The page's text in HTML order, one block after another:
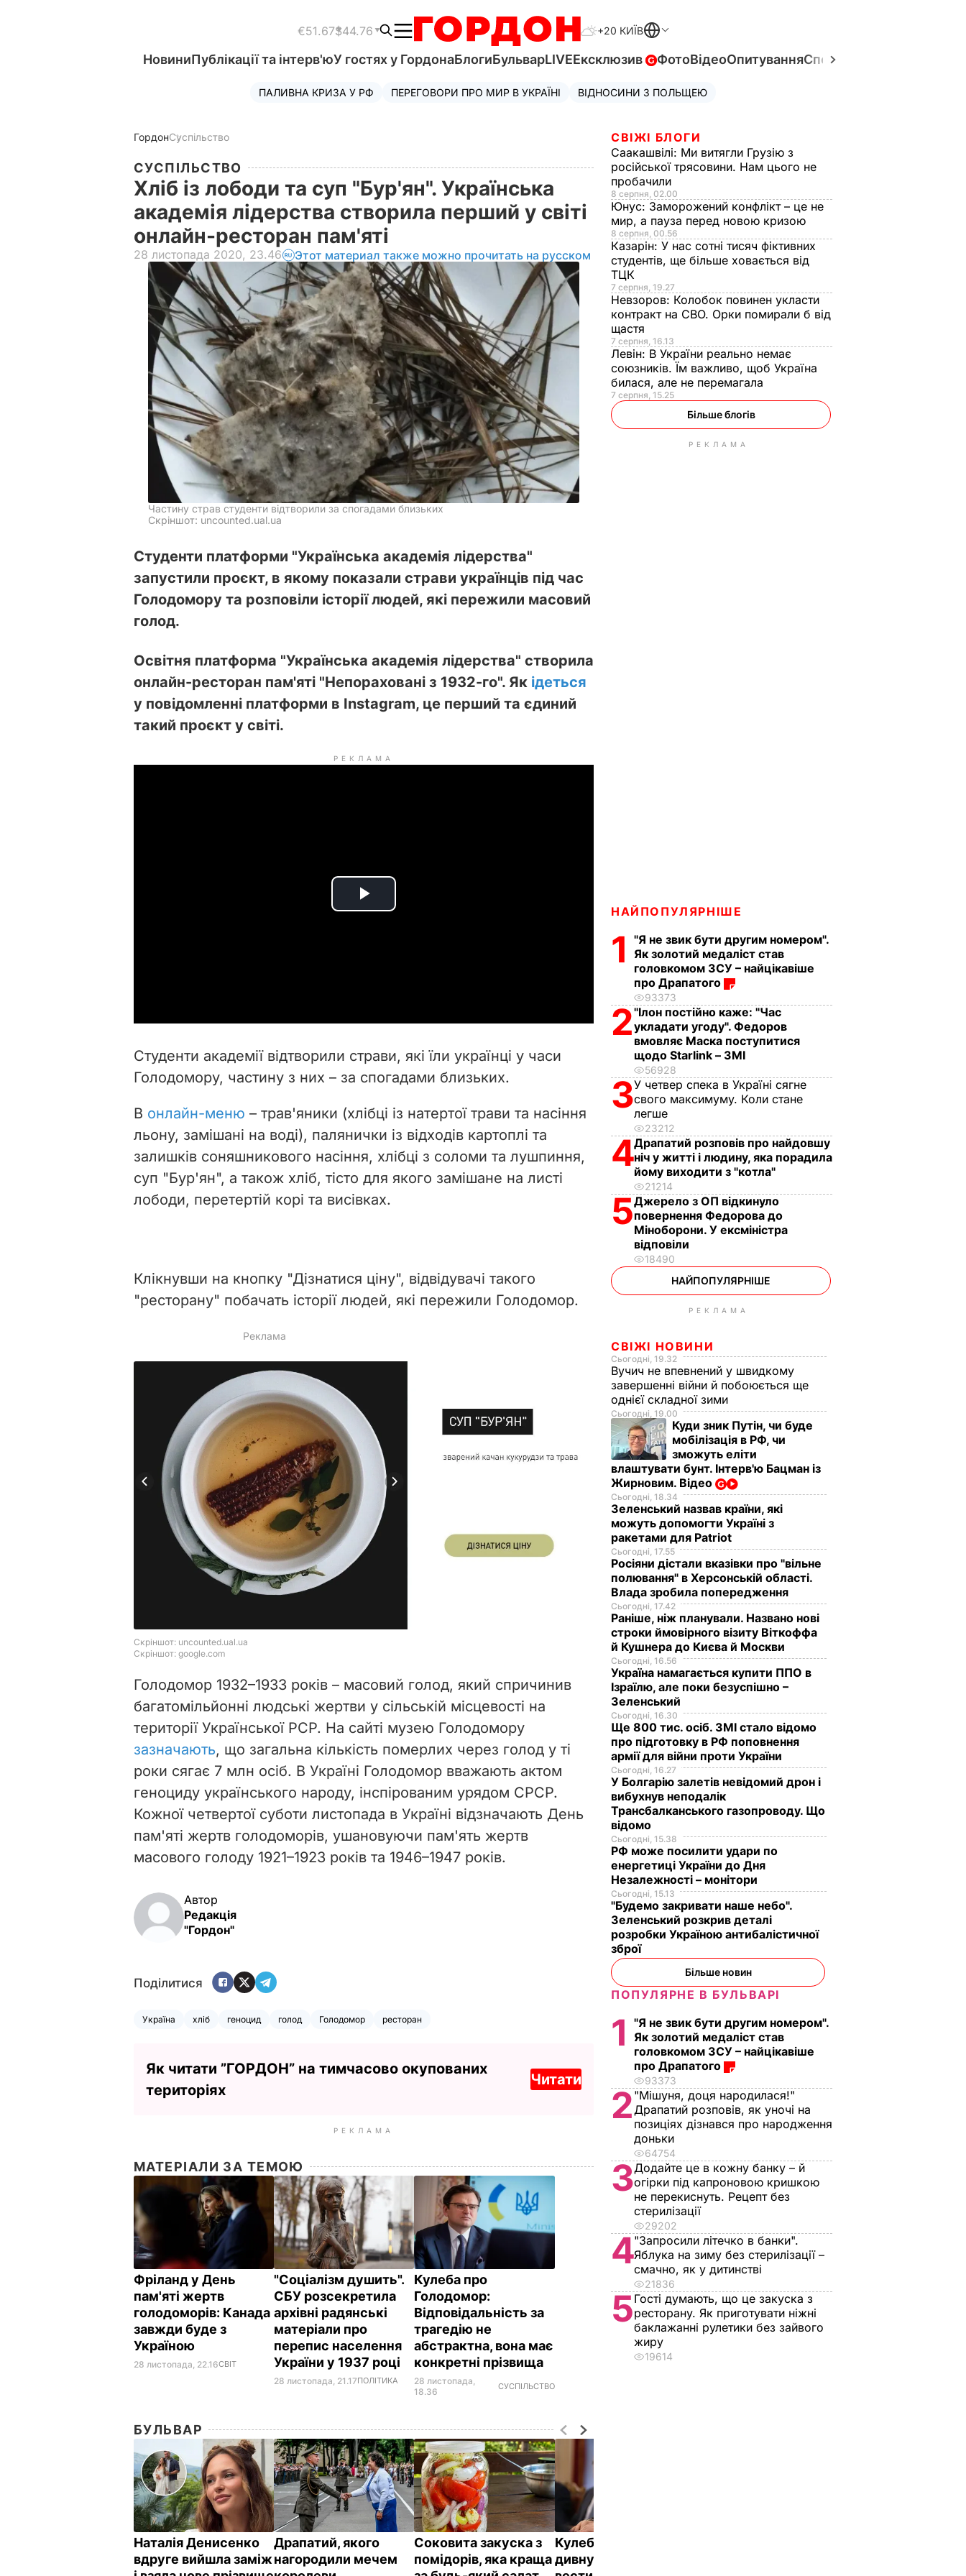
€51.67$44.76 +20 КИЇВ
НовиниПублікації та інтерв'юУ гостях у ГордонаБлогиБульварLIVEЕксклюзив ФотоВідеоОпитуванняСпецпроєкти
ПАЛИВНА КРИЗА У РФ ПЕРЕГОВОРИ ПРО МИР В УКРАЇНІ ВІДНОСИНИ З ПОЛЬЩЕЮ
ГордонСуспільство
СУСПІЛЬСТВО
Хліб із лободи та суп "Бур'ян". Українська
академія лідерства створила перший у світі
онлайн-ресторан пам'яті
28 листопада 2020, 23.46 Этот материал также можно прочитать на русском
Частину страв студенти відтворили за спогадами близьких
Скріншот: uncounted.ual.ua
Студенти платформи "Українська академія лідерства"
запустили проєкт, в якому показали страви українців під час
Голодомору та розповіли історії людей, які пережили масовий
голод.
Освітня платформа "Українська академія лідерства" створила
онлайн-ресторан пам'яті "Непораховані з 1932-го". Як ідеться
у повідомленні платформи в Instagram, це перший та єдиний
такий проєкт у світі.
РЕКЛАМА
P
i
d
e
o
Студенти академії відтворили страви, які їли українці у часи
Голодомору, частину з них – за спогадами близьких.
В онлайн-меню – трав'яники (хлібці із натертої трави та насіння
льону, замішані на воді), палянички із відходів картоплі та
залишків соняшникового насіння, хлібці з соломи та лушпиння,
суп "Бур'ян", а також хліб, тісто для якого замішане на листі
лободи, перетертій корі та висівках.
Клікнувши на кнопку "Дізнатися ціну", відвідувачі такого
"ресторану" побачать історії людей, які пережили Голодомор.
Голодомор 1932–1933 років – масовий голод, який спричинив
багатомільйонні людські жертви у сільській місцевості на
території Української РСР. На сайті музею Голодомору
зазначають, що загальна кількість померлих через голод у ті
роки сягає 7 млн осіб. В Україні Голодомор вважають актом
геноциду українського народу, інспірованим урядом СРСР.
Кожної четвертої суботи листопада в Україні відзначають День
пам'яті жертв голодоморів, ушановуючи пам'ять жертв
масового голоду 1921–1923 років та 1946–1947 років.
Автор
Редакція
"Гордон"
Поділитися
Україна хліб геноцид голод Голодомор ресторан
Як читати ”ГОРДОН” на тимчасово окупованих
територіях
Читати
РЕКЛАМА
МАТЕРІАЛИ ЗА ТЕМОЮ
Фріланд у День
пам'яті жертв
голодоморів: Канада
завжди буде з
Україною
28 листопада, 22.16СВІТ
"Соціалізм душить".
СБУ розсекретила
архівні радянські
матеріали про
перепис населення
України у 1937 році
28 листопада, 21.17ПОЛІТИКА
Кулеба про
Голодомор:
Відповідальність за
трагедію не
абстрактна, вона має
конкретні прізвища
28 листопада,
18.36
СУСПІЛЬСТВО
БУЛЬВАР
Наталія Денисенко
вдруге вийшла заміж
Драпатий, якого
нагородили мечем
Соковита закуска з
помідорів, яка краща
Кулеба розповів про
дивну манеру Путіна
СВІЖІ БЛОГИ
Саакашвілі: Ми витягли Грузію з
російської трясовини. Нам цього не
пробачили
8 серпня, 02.00
Юнус: Заморожений конфлікт – це не
мир, а пауза перед новою кризою
8 серпня, 00.56
Казарін: У нас сотні тисяч фіктивних
студентів, ще більше ховається від
ТЦК
7 серпня, 19.27
Невзоров: Колобок повинен укласти
контракт на СВО. Орки помирали б від
щастя
7 серпня, 16.13
Левін: В України реально немає
союзників. Їм важливо, щоб Україна
билася, але не перемагала
7 серпня, 15.25
Більше блогів
РЕКЛАМА
НАЙПОПУЛЯРНІШЕ
1
"Я не звик бути другим номером".
Як золотий медаліст став
головкомом ЗСУ – найцікавіше
про Драпатого
93373
2"Ілон постійно каже: "Час
укладати угоду". Федоров
вмовляє Маска поступитися
щодо Starlink – ЗМІ
56928
3У четвер спека в Україні сягне
свого максимуму. Коли стане
легше
23212
4Драпатий розповів про найдовшу
ніч у житті і людину, яка порадила
йому виходити з "котла"
21214
5Джерело з ОП відкинуло
повернення Федорова до
Міноборони. У ексміністра
відповіли
18490
НАЙПОПУЛЯРНІШЕ
РЕКЛАМА
СВІЖІ НОВИНИ
Сьогодні, 19.32
Вучич не впевнений у швидкому
завершенні війни й побоюється ще
однієї складної зими
Сьогодні, 19.00
Куди зник Путін, чи буде
мобілізація в РФ, чи
зможуть еліти
влаштувати бунт. Інтерв'ю Бацман із
Жирновим. Відео
Сьогодні, 18.34
Зеленський назвав країни, які
можуть допомогти Україні з
ракетами для Patriot
Сьогодні, 17.55
Росіяни дістали вказівки про "вільне
полювання" в Херсонській області.
Влада зробила попередження
Сьогодні, 17.42
Раніше, ніж планували. Названо нові
строки ймовірного візиту Віткоффа
й Кушнера до Києва й Москви
Сьогодні, 16.56
Україна намагається купити ППО в
Ізраїлю, але поки безуспішно –
Зеленський
Сьогодні, 16.30
Ще 800 тис. осіб. ЗМІ стало відомо
про підготовку в РФ поповнення
армії для війни проти України
Сьогодні, 16.27
У Болгарію залетів невідомий дрон і
вибухнув неподалік
Трансбалканського газопроводу. Що
відомо
Сьогодні, 15.38
РФ може посилити удари по
енергетиці України до Дня
Незалежності – монітори
Сьогодні, 15.13
"Будемо закривати наше небо".
Зеленський розкрив деталі
розробки Україною антибалістичної
зброї
Більше новин
ПОПУЛЯРНЕ В БУЛЬВАРІ
1
"Я не звик бути другим номером".
Як золотий медаліст став
головкомом ЗСУ – найцікавіше
про Драпатого
93373
2 "Мішуня, доця народилася!"
Драпатий розповів, як уночі на
позиціях дізнався про народження
доньки
64754
3Додайте це в кожну банку – й
огірки під капроновою кришкою
не перекиснуть. Рецепт без
стерилізації
29202
4"Запросили літечко в банки".
Яблука на зиму без стерилізації –
смачно, як у дитинстві
21836
5Гості думають, що це закуска з
ресторану. Як приготувати ніжні
баклажанні рулетики без зайвого
жиру
19614